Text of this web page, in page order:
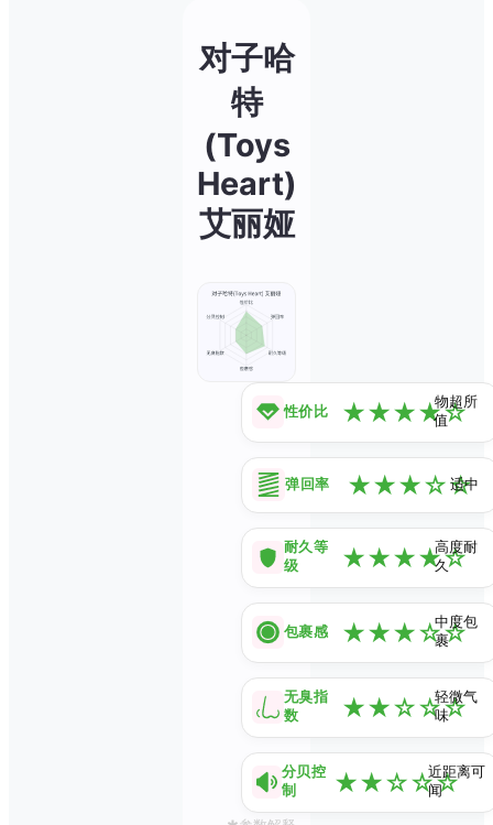
对子哈
特
(Toys
Heart)
艾丽娅
性价比 ★★★★☆
物超所
值
弹回率 ★★★☆☆
适中
耐久等
级
★★★★☆
高度耐
久
包裹感 ★★★☆☆
中度包
裹
无臭指
数
★★☆☆☆
轻微气
味
分贝控
制
★★☆☆☆
近距离可
闻